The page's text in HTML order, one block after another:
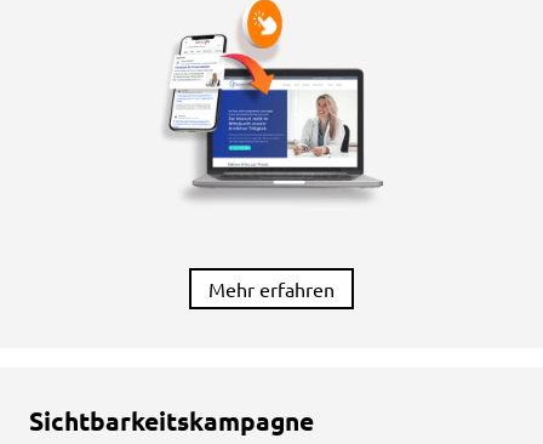
Mehr erfahren
Sichtbarkeitskampagne